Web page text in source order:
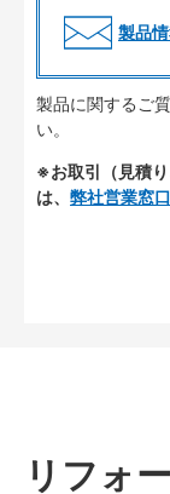
製品
製品に関するご
い。
※お取引（見積
は、 弊社営業窓口
リフォ